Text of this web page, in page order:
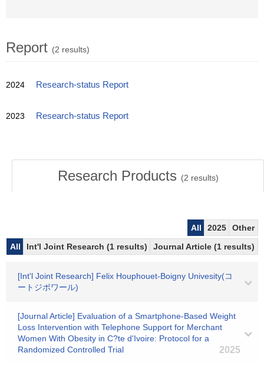
Report (2 results)
2024 Research-status Report
2023 Research-status Report
Research Products (2 results)
All 2025
Other
All
Int'l Joint Research (1 results) Journal Article (1 results)
[Int'l Joint Research] Felix Houphouet-Boigny Univesity(コ
ートジボワール)
[Journal Article] Evaluation of a Smartphone-Based Weight
Loss Intervention with Telephone Support for Merchant
Women With Obesity in C?te d'Ivoire: Protocol for a
Randomized Controlled Trial
2025